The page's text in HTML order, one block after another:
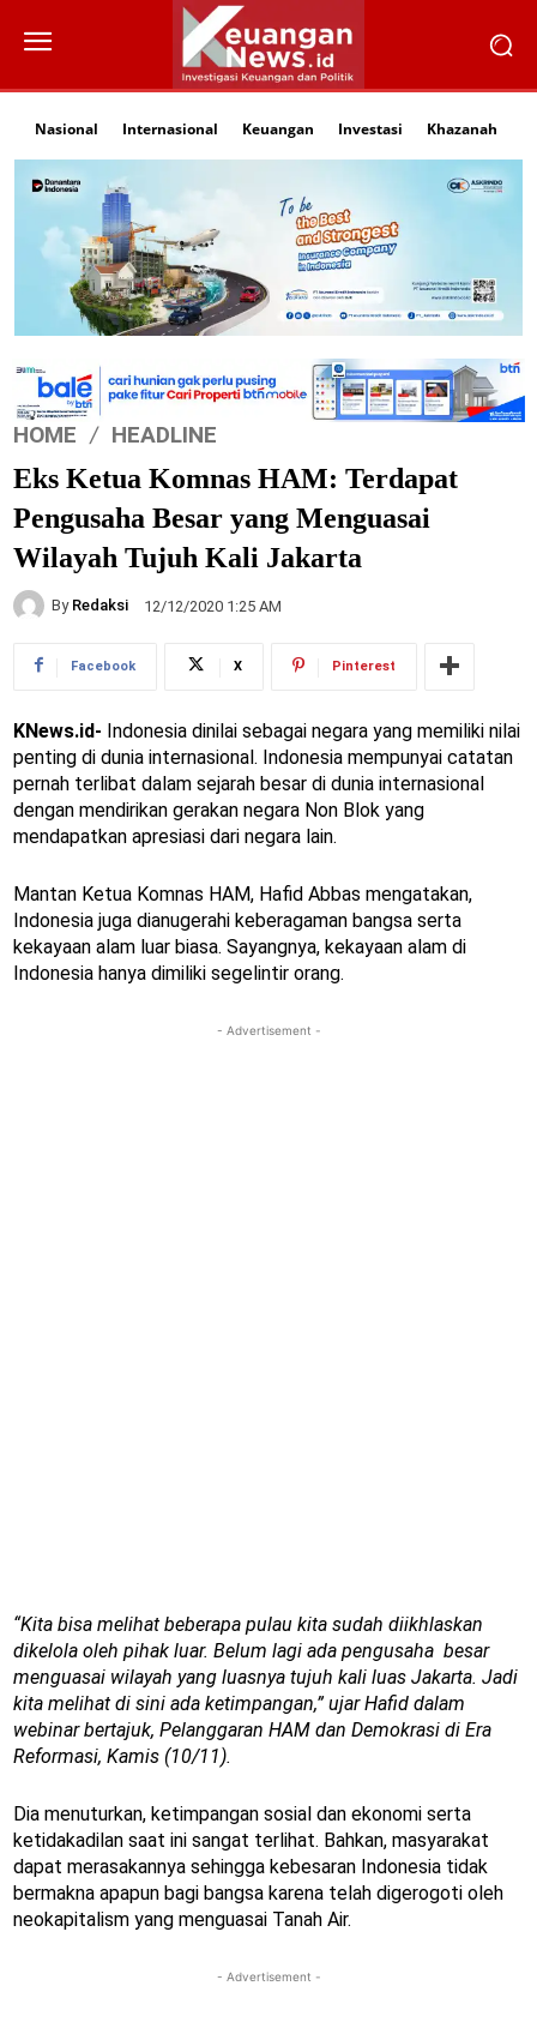
Nasional Internasional Keuangan Investasi Khazanah
HOME HEADLINE
Eks Ketua Komnas HAM: Terdapat
Pengusaha Besar yang Menguasai
Wilayah Tujuh Kali Jakarta
By Redaksi 12/12/2020 1:25 AM
Facebook X Pinterest
KNews.id- Indonesia dinilai sebagai negara yang memiliki nilai
penting di dunia internasional. Indonesia mempunyai catatan
pernah terlibat dalam sejarah besar di dunia internasional
dengan mendirikan gerakan negara Non Blok yang
mendapatkan apresiasi dari negara lain.
Mantan Ketua Komnas HAM, Hafid Abbas mengatakan,
Indonesia juga dianugerahi keberagaman bangsa serta
kekayaan alam luar biasa. Sayangnya, kekayaan alam di
Indonesia hanya dimiliki segelintir orang.
- Advertisement -
“Kita bisa melihat beberapa pulau kita sudah diikhlaskan
dikelola oleh pihak luar. Belum lagi ada pengusaha besar
menguasai wilayah yang luasnya tujuh kali luas Jakarta. Jadi
kita melihat di sini ada ketimpangan,” ujar Hafid dalam
webinar bertajuk, Pelanggaran HAM dan Demokrasi di Era
Reformasi, Kamis (10/11).
Dia menuturkan, ketimpangan sosial dan ekonomi serta
ketidakadilan saat ini sangat terlihat. Bahkan, masyarakat
dapat merasakannya sehingga kebesaran Indonesia tidak
bermakna apapun bagi bangsa karena telah digerogoti oleh
neokapitalism yang menguasai Tanah Air.
- Advertisement -